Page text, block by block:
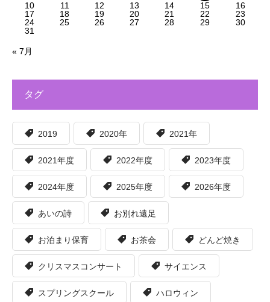
10
11 12 13 14 15
16
17
18 19 20 21 22
23
24
25 26 27 28 29
30
31
« 7月
タグ
2019 2020年 2021年
2021年度 2022年度 2023年度
2024年度 2025年度 2026年度
あいの詩 お別れ遠足
お泊まり保育 お茶会 どんど焼き
クリスマスコンサート サイエンス
スプリングスクール ハロウィン